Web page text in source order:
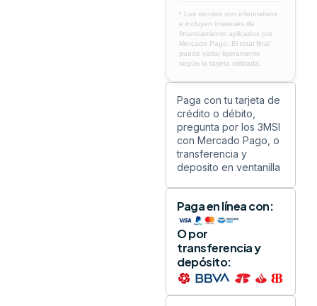
* Los montos son informativos
e incluyen intereses de
financiamiento aplicados por
Mercado Pago. El total final
puede variar ligeramente
según la tarjeta utilizada.
Paga con tu tarjeta de
crédito o débito,
pregunta por los 3MSI
con Mercado Pago, o
transferencia y
deposito en ventanilla
Paga en línea con:
O por
transferencia y
depósito: